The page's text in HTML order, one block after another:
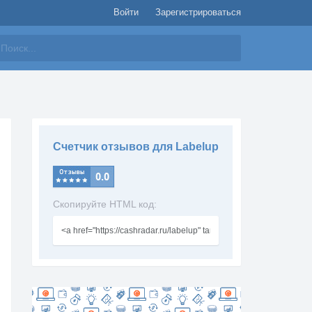
Войти Зарегистрироваться
Счетчик отзывов для Labelup
Скопируйте HTML код: